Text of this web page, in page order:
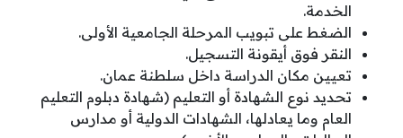
الخدمة.
الضغط على تبويب المرحلة الجامعية الأولى.
النقر فوق أيقونة التسجيل.
تعيين مكان الدراسة داخل سلطنة عمان.
تحديد نوع الشهادة أو التعليم (شهادة دبلوم التعليم
العام وما يعادلها، الشهادات الدولية أو مدارس